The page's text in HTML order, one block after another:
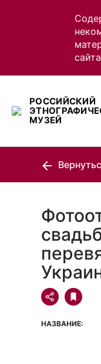
РОССИЙСКИЙ
МУЗЕЙ
НАЗВАНИЕ: